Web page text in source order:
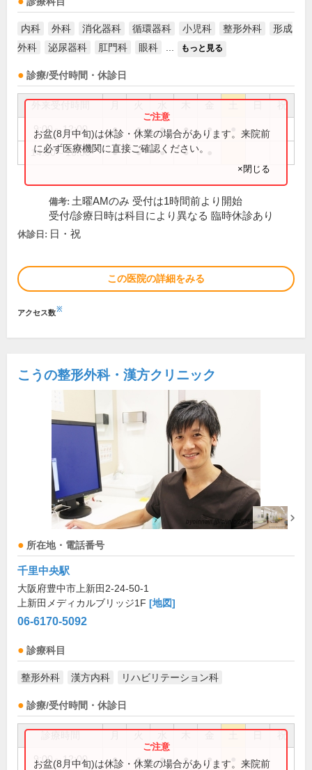
内科 外科 消化器科 循環器科 小児科 整形外科
形成
外科
泌尿器科 肛門科 眼科 もっと見る
診療/受付時間・休診日
祝
9:00～12:00 ● ● ● ● ●
14:00～16:00 ● ● ● ●
お盆(8月中旬)は休診・休業の場合があります。来院前
に必ず医療機関に直接ご確認ください。
×閉じる
備考: 土曜AMのみ 受付は1時間前より開始
受付/診療日時は科目により異なる 臨時休診あり
休診日: 日・祝
この医院の詳細をみる
アクセス数※
こうの整形外科・漢方クリニック
所在地・電話番号
千里中央駅
大阪府豊中市上新田2-24-50-1
上新田メディカルブリッジ1F [地図]
06-6170-5092
診療科目
整形外科 漢方内科 リハビリテーション科
診療/受付時間・休診日
祝
9:00～12:00 ● ● ● ● ●
お盆(8月中旬)は休診・休業の場合があります。来院前